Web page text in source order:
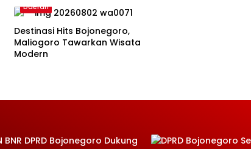
Daerah
Destinasi Hits Bojonegoro,
Maliogoro Tawarkan Wisata
Modern